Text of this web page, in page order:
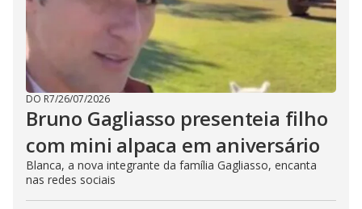
DO R7/26/07/2026
Bruno Gagliasso presenteia filho
com mini alpaca em aniversário
Blanca, a nova integrante da família Gagliasso, encanta
nas redes sociais